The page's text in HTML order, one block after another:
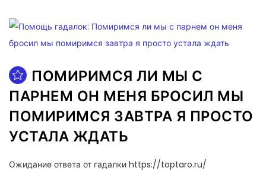
ПОМИРИМСЯ ЛИ МЫ С
ПАРНЕМ ОН МЕНЯ БРОСИЛ МЫ
ПОМИРИМСЯ ЗАВТРА Я ПРОСТО
УСТАЛА ЖДАТЬ
Ожидание ответа от гадалки https://toptaro.ru/